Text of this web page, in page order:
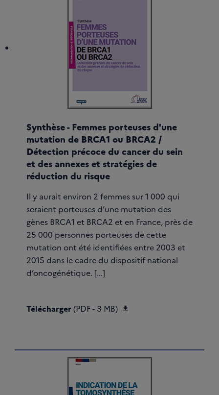
Synthèse - Femmes porteuses d'une
mutation de BRCA1 ou BRCA2 /
Détection précoce du cancer du sein
et des annexes et stratégies de
réduction du risque
Il y aurait environ 2 femmes sur 1 000 qui
seraient porteuses d’une mutation des
gènes BRCA1 et BRCA2 et en France, près de
25 000 personnes porteuses de cette
mutation ont été identifiées entre 2003 et
2015 dans le cadre du dispositif national
d’oncogénétique. [...]
Télécharger(PDF - 3 MB)